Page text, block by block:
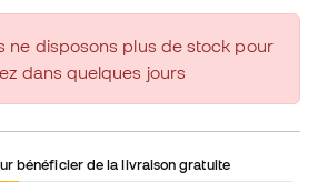
ne disposons plus de stock pour
dans quelques jours
bénéficier de la livraison gratuite